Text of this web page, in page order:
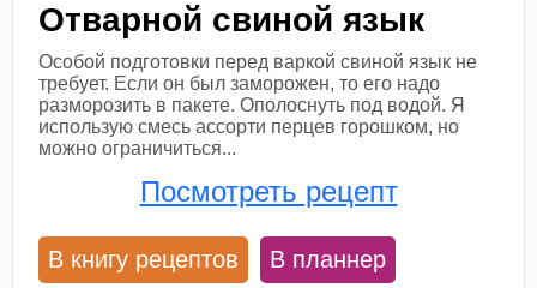
Отварной свиной язык
Особой подготовки перед варкой свиной язык не
требует. Если он был заморожен, то его надо
разморозить в пакете. Ополоснуть под водой. Я
использую смесь ассорти перцев горошком, но
можно ограничиться...
Посмотреть рецепт
В книгу рецептов В планнер